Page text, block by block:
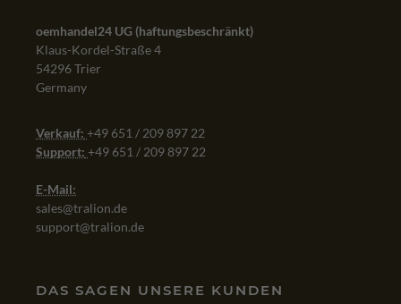
oemhandel24 UG (haftungsbeschränkt)
Klaus-Kordel-Straße 4
54296 Trier
Germany
Verkauf: +49 651 / 209 897 22
Support: +49 651 / 209 897 22
E-Mail:
sales@tralion.de
support@tralion.de
DAS SAGEN UNSERE KUNDEN